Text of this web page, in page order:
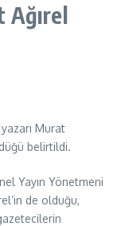
Ağırel
Murat
belirtildi.
Yayın Yönetmeni
de olduğu,